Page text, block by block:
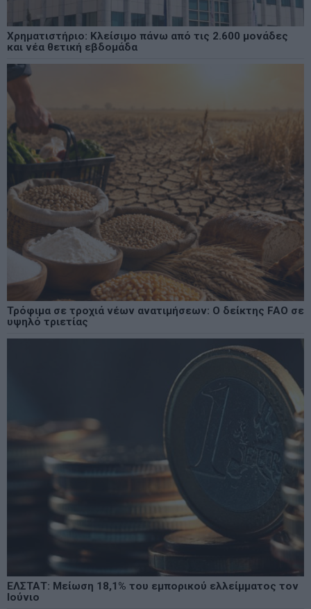
Χρηματιστήριο: Κλείσιμο πάνω από τις 2.600 μονάδες
και νέα θετική εβδομάδα
Τρόφιμα σε τροχιά νέων ανατιμήσεων: Ο δείκτης FAO σε
υψηλό τριετίας
ΕΛΣΤΑΤ: Μείωση 18,1% του εμπορικού ελλείμματος τον
Ιούνιο